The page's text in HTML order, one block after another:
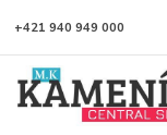
+421 940 949 000